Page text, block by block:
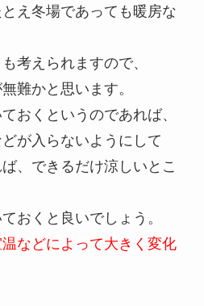
え冬場であっても暖房な
考えられますので、
難かと思います。
おくというのであれば、
が入らないようにして
、できるだけ涼しいとこ
おくと良いでしょう。
などによって大きく変化